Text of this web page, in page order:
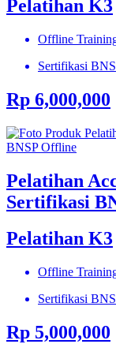
Pelatihan K3
Offline
Sertifikasi
Rp 6,000,000
Pelatihan
Sertifikasi
Pelatihan K3
Offline
Sertifikasi
Rp 5,000,000